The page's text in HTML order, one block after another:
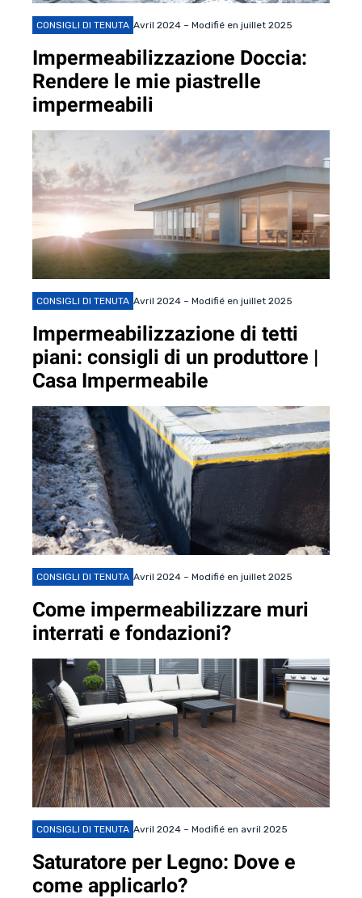
CONSIGLI DI TENUTA Avril 2024 – Modifié en juillet 2025
Impermeabilizzazione Doccia:
Rendere le mie piastrelle
impermeabili
CONSIGLI DI TENUTA Avril 2024 – Modifié en juillet 2025
Impermeabilizzazione di tetti
piani: consigli di un produttore |
Casa Impermeabile
CONSIGLI DI TENUTA Avril 2024 – Modifié en juillet 2025
Come impermeabilizzare muri
interrati e fondazioni?
CONSIGLI DI TENUTA Avril 2024 – Modifié en avril 2025
Saturatore per Legno: Dove e
come applicarlo?